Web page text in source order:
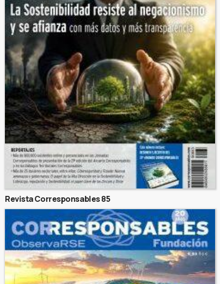
Revista Corresponsables 85